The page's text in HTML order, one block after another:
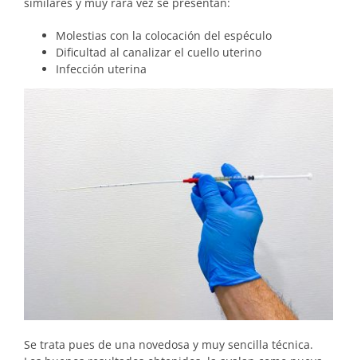
Molestias con la colocación del espéculo
Dificultad al canalizar el cuello uterino
Infección uterina
Se trata pues de una novedosa y muy sencilla técnica.